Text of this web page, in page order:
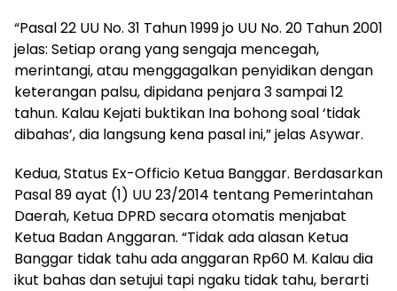
“Pasal 22 UU No. 31 Tahun 1999 jo UU No. 20 Tahun 2001
jelas: Setiap orang yang sengaja mencegah,
merintangi, atau menggagalkan penyidikan dengan
keterangan palsu, dipidana penjara 3 sampai 12
tahun. Kalau Kejati buktikan Ina bohong soal ‘tidak
dibahas’, dia langsung kena pasal ini,” jelas Asywar.
‎Kedua, Status Ex-Officio Ketua Banggar. Berdasarkan
Pasal 89 ayat (1) UU 23/2014 tentang Pemerintahan
Daerah, Ketua DPRD secara otomatis menjabat
Ketua Badan Anggaran. “Tidak ada alasan Ketua
Banggar tidak tahu ada anggaran Rp60 M. Kalau dia
ikut bahas dan setujui tapi ngaku tidak tahu, berarti